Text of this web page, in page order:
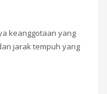
keanggotaan yang
jarak tempuh yang